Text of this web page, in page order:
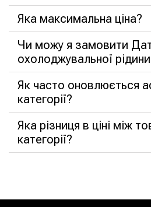
Яка максимальна ціна?
Чи можу я замовити
охолоджувальної
Як часто оновлюється
категорії?
Яка різниця в ціні між
категорії?